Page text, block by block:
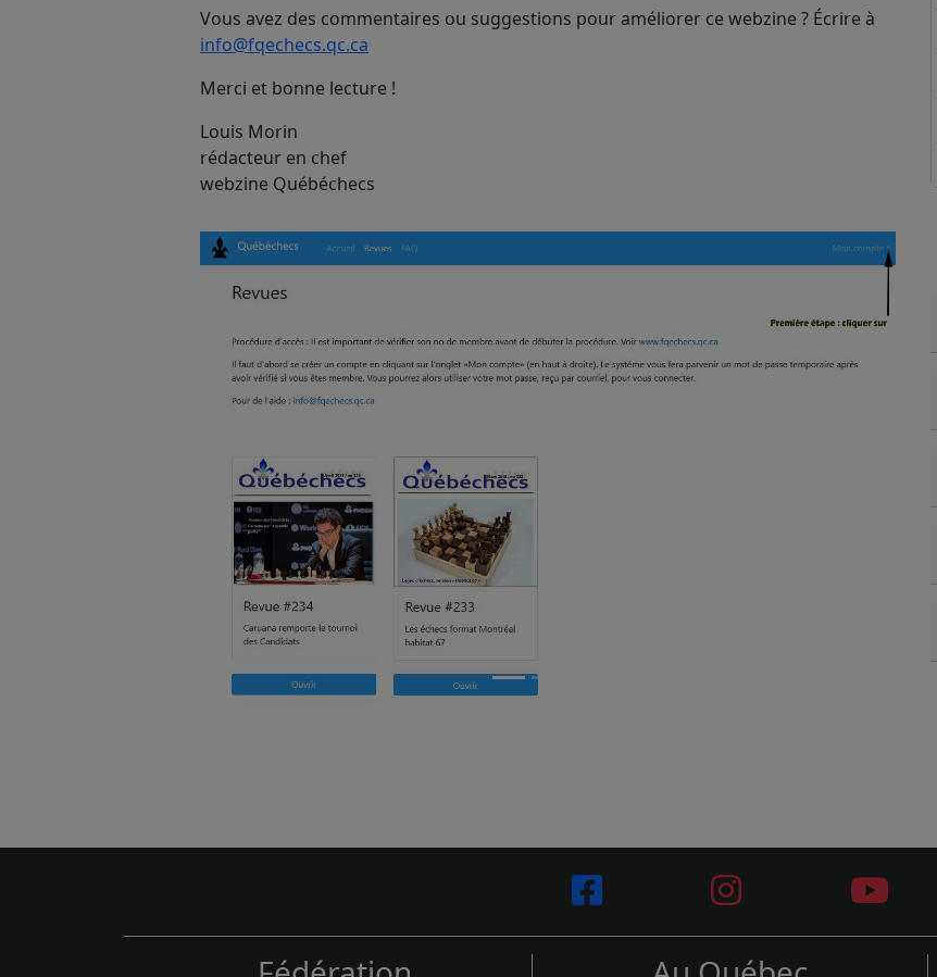
Vous avez des commentaires ou suggestions pour améliorer ce webzine ? Écrire à
info@fqechecs.qc.ca
Merci et bonne lecture !
Louis Morin
rédacteur en chef
webzine Québéchecs